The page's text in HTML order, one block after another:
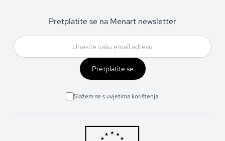
Pretplatite se na Menart newsletter
Pretplatite se
Slažem se s uvjetima korištenja.